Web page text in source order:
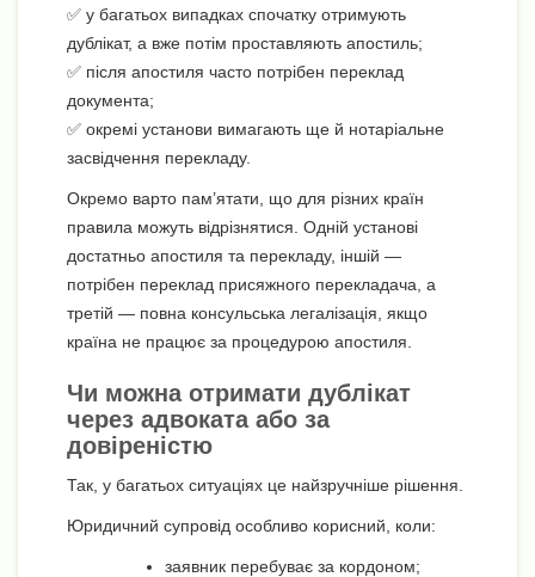
✅ у багатьох випадках спочатку отримують
дублікат, а вже потім проставляють апостиль;
✅ після апостиля часто потрібен переклад
документа;
✅ окремі установи вимагають ще й нотаріальне
засвідчення перекладу.
Окремо варто пам’ятати, що для різних країн
правила можуть відрізнятися. Одній установі
достатньо апостиля та перекладу, іншій —
потрібен переклад присяжного перекладача, а
третій — повна консульська легалізація, якщо
країна не працює за процедурою апостиля.
Чи можна отримати дублікат
через адвоката або за
довіреністю
Так, у багатьох ситуаціях це найзручніше рішення.
Юридичний супровід особливо корисний, коли:
заявник перебуває за кордоном;